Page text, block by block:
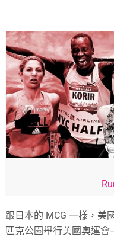
跟日本的 MCG 一樣，美
匹克公園舉行美國奧運